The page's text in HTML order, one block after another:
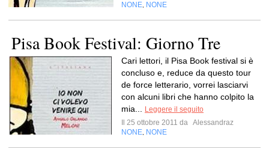
NONE NONE
Pisa Book Festival: Giorno Tre
Cari lettori, il Pisa Book festival si è
concluso e, reduce da questo tour
de force letterario, vorrei lasciarvi
con alcuni libri che hanno colpito la
mia...
Leggere il seguito
Il 25 ottobre 2011 da Alessandraz
NONE NONE